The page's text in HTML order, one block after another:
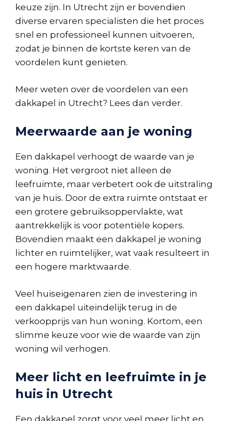
keuze zijn. In Utrecht zijn er bovendien
diverse ervaren specialisten die het proces
snel en professioneel kunnen uitvoeren,
zodat je binnen de kortste keren van de
voordelen kunt genieten.
Meer weten over de voordelen van een
dakkapel in Utrecht? Lees dan verder.
Meerwaarde aan je woning
Een dakkapel verhoogt de waarde van je
woning. Het vergroot niet alleen de
leefruimte, maar verbetert ook de uitstraling
van je huis. Door de extra ruimte ontstaat er
een grotere gebruiksoppervlakte, wat
aantrekkelijk is voor potentiële kopers.
Bovendien maakt een dakkapel je woning
lichter en ruimtelijker, wat vaak resulteert in
een hogere marktwaarde.
Veel huiseigenaren zien de investering in
een dakkapel uiteindelijk terug in de
verkoopprijs van hun woning. Kortom, een
slimme keuze voor wie de waarde van zijn
woning wil verhogen.
Meer licht en leefruimte in je
huis in Utrecht
Een dakkapel zorgt voor veel meer licht en